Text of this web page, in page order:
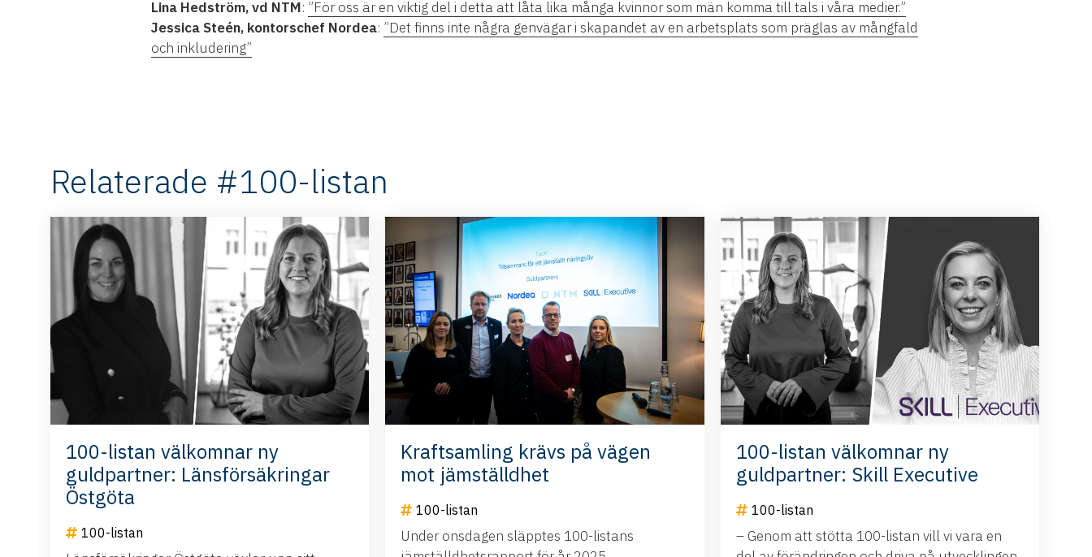
Lina Hedström, vd NTM: ”För oss är en viktig del i detta att låta lika många kvinnor som män komma till tals i våra medier.”
Jessica Steén, kontorschef Nordea: ”Det finns inte några genvägar i skapandet av en arbetsplats som präglas av mångfald
och inkludering”
Relaterade #100-listan
100-listan välkomnar ny
guldpartner: Länsförsäkringar
Östgöta
100-listan
Kraftsamling krävs på vägen
mot jämställdhet
100-listan
Under onsdagen släpptes 100-listans
100-listan välkomnar ny
guldpartner: Skill Executive
100-listan
– Genom att stötta 100-listan vill vi vara en